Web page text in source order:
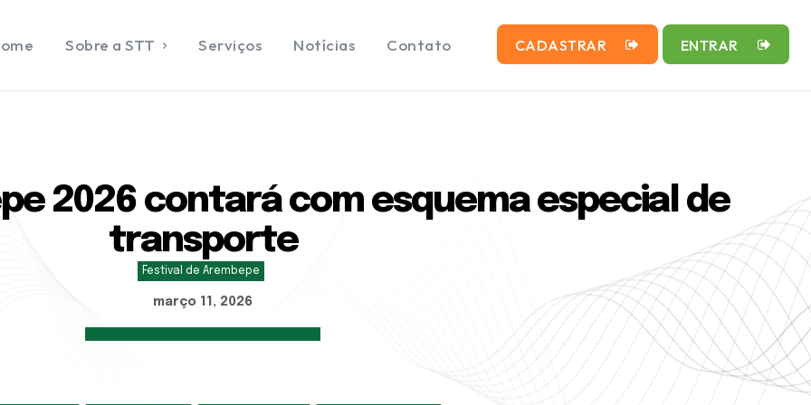
a STT
Sobre a STT Serviços Notícias Contato CADASTRAR ENTRAR
2026 contará com esquema especial de
transporte
Festival de Arembepe
março 11, 2026